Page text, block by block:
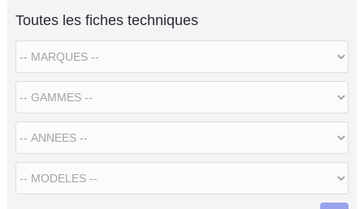
Toutes les fiches techniques